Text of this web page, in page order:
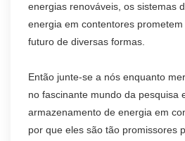
energias renováveis, os sistemas
energia em contentores
futuro de diversas formas.
Então junte-se a nós enquanto
no fascinante mundo da pesquisa
armazenamento de energia em
por que eles são tão promissores